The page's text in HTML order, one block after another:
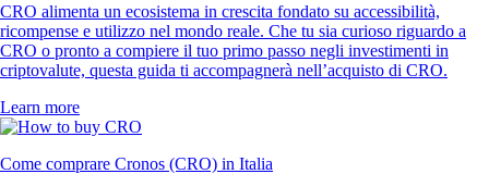
CRO alimenta un ecosistema in crescita fondato su accessibilità,
ricompense e utilizzo nel mondo reale. Che tu sia curioso riguardo a
CRO o pronto a compiere il tuo primo passo negli investimenti in
criptovalute, questa guida ti accompagnerà nell’acquisto di CRO.
Learn more
Come comprare Cronos (CRO) in Italia